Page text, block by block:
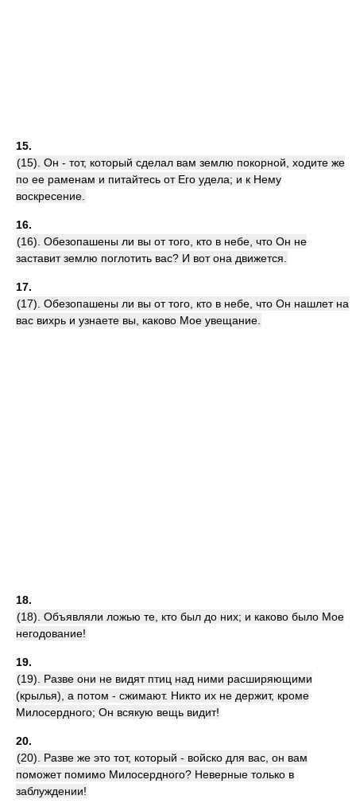
15.
(15). Он - тот, который сделал вам землю покорной, ходите же
по ее раменам и питайтесь от Его удела; и к Нему
воскресение.
16.
(16). Обезопашены ли вы от того, кто в небе, что Он не
заставит землю поглотить вас? И вот она движется.
17.
(17). Обезопашены ли вы от того, кто в небе, что Он нашлет на
вас вихрь и узнаете вы, каково Мое увещание.
18.
(18). Объявляли ложью те, кто был до них; и каково было Мое
негодование!
19.
(19). Разве они не видят птиц над ними расширяющими
(крылья), а потом - сжимают. Никто их не держит, кроме
Милосердного; Он всякую вещь видит!
20.
(20). Разве же это тот, который - войско для вас, он вам
поможет помимо Милосердного? Неверные только в
заблуждении!